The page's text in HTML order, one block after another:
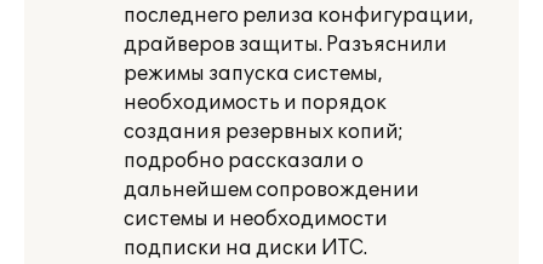
последнего релиза конфигурации,
драйверов защиты. Разъяснили
режимы запуска системы,
необходимость и порядок
создания резервных копий;
подробно рассказали о
дальнейшем сопровождении
системы и необходимости
подписки на диски ИТС.